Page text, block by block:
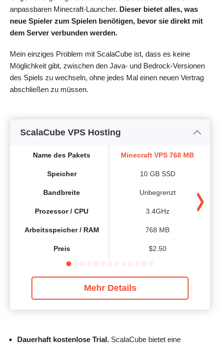
anpassbaren Minecraft-Launcher. Dieser bietet alles, was
neue Spieler zum Spielen benötigen, bevor sie direkt mit
dem Server verbunden werden.
Mein einziges Problem mit ScalaCube ist, dass es keine
Möglichkeit gibt, zwischen den Java- und Bedrock-Versionen
des Spiels zu wechseln, ohne jedes Mal einen neuen Vertrag
abschließen zu müssen.
ScalaCube VPS Hosting
Name des Pakets
Speicher
Bandbreite
Prozessor / CPU
Arbeitsspeicher / RAM
Preis
Minecraft VPS 768 MB
10 GB SSD
Unbegrenzt
3.4GHz
768 MB
$2.50
Mehr Details
Dauerhaft kostenlose Trial. ScalaCube bietet eine